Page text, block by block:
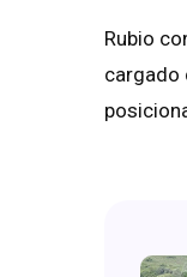
Rubio
cargado